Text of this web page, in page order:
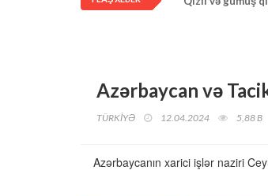
Azərbaycan və
TÜRKİYƏ 12.04.2024 5,88 B
Azərbaycanın xarici işlər naziri